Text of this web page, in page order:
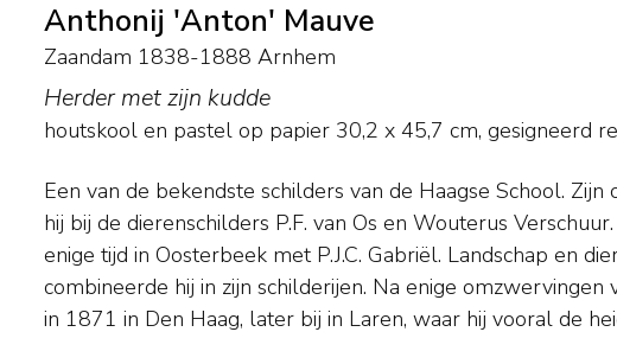
Anthonij 'Anton' Mauve
Zaandam 1838-1888 Arnhem
Herder met zijn kudde
houtskool en pastel op papier 30,2 x 45,7 cm, gesigneerd
Een van de bekendste schilders van de Haagse School. Zijn
hij bij de dierenschilders P.F. van Os en Wouterus
enige tijd in Oosterbeek met P.J.C. Gabriël. Landschap en
combineerde hij in zijn schilderijen. Na enige omzwervingen
in 1871 in Den Haag, later bij in Laren, waar hij vooral de
met wollige schapenkuddes vervloeiend in de
landschap. Een van zijn meest geliefde plekjes was het
gelegen Mauvezand. De meeste belangrijke musea in Nederland